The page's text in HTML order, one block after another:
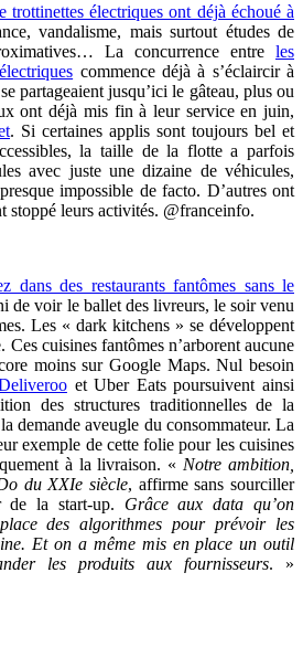
trottinettes électriques ont déjà échoué à
vandalisme, mais surtout études de
La concurrence entre les
commence déjà à s’éclaircir à
partageaient jusqu’ici le gâteau, plus ou
ont déjà mis fin à leur service en juin,
. Si certaines applis sont toujours bel et
la taille de la flotte a parfois
avec juste une dizaine de véhicules,
impossible de facto. D’autres ont
stoppé leurs activités. @franceinfo.
dans des restaurants fantômes sans le
de voir le ballet des livreurs, le soir venu
Les « dark kitchens » se développent
Ces cuisines fantômes n’arborent aucune
moins sur Google Maps. Nul besoin
et Uber Eats poursuivent ainsi
des structures traditionnelles de la
demande aveugle du consommateur. La
exemple de cette folie pour les cuisines
à la livraison. « Notre ambition,
du XXIe siècle, affirme sans sourciller
de la start-up. Grâce aux data qu’on
des algorithmes pour prévoir les
Et on a même mis en place un outil
les produits aux fournisseurs. »